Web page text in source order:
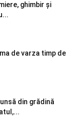
ghimbir și
de varza timp de
din grădină